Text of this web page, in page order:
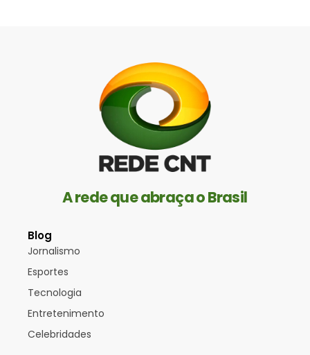
A rede que abraça o Brasil
Blog
Jornalismo
Esportes
Tecnologia
Entretenimento
Celebridades